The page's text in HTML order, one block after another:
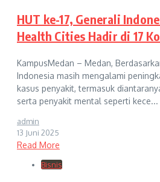
HUT ke-17, Generali
Health Cities Hadir di 17
KampusMedan – Medan,
Indonesia masih mengalami
kasus penyakit, termasuk
serta penyakit mental seperti kece...
admin
13 Juni 2025
Read More
Bisnis